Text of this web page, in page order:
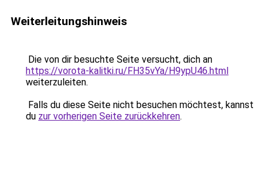
Weiterleitungshinweis
Die von dir besuchte Seite versucht, dich an
https://vorota-kalitki.ru/FH35vYa/H9ypU46.html
weiterzuleiten.
Falls du diese Seite nicht besuchen möchtest, kannst
du zur vorherigen Seite zurückkehren.